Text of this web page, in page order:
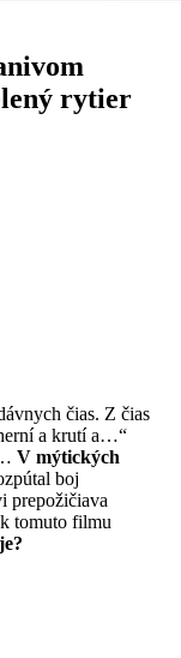
rytier
čias. Z čias
a krutí a…“
V mýtických
boj
prepožičiava
tomuto filmu